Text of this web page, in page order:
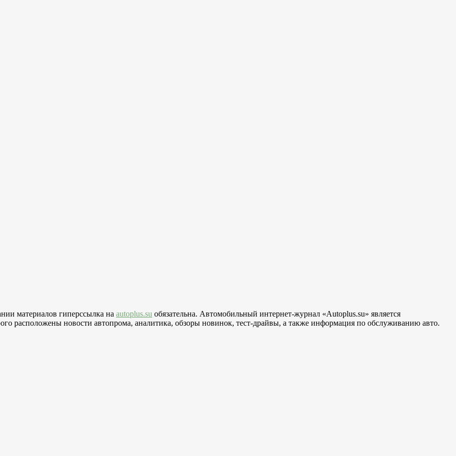
материалов гиперссылка на autoplus.su обязательна. Автомобильный интернет-журнал «Autoplus.su» является
расположены новости автопрома, аналитика, обзоры новинок, тест-драйвы, а также информация по обслуживанию авто.